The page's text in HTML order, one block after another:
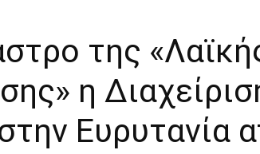
της
η
Ευρυτανία